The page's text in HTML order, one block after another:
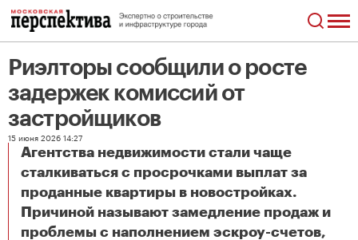
Риэлторы сообщили о росте
задержек комиссий от
застройщиков
15 июня 2026 14:27
Агентства недвижимости стали чаще
сталкиваться с просрочками выплат за
проданные квартиры в новостройках.
Причиной называют замедление продаж и
проблемы с наполнением эскроу-счетов,